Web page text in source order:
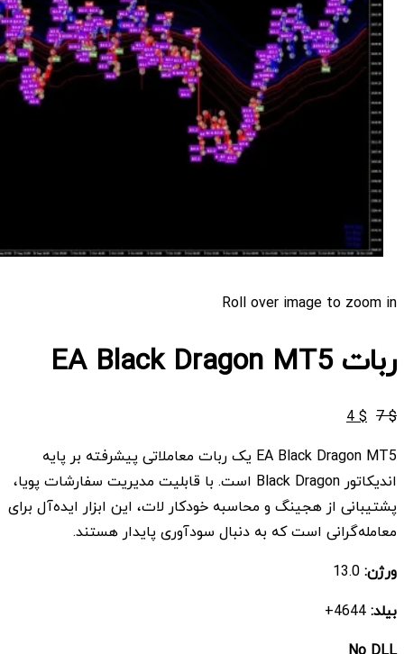
Roll over image to zoom in
ربات EA Black Dragon MT5
$
7
قیمت
$ 7
بود.
$
4 قیمت
$ 4
است.
EA Black Dragon MT5 یک ربات معاملاتی پیشرفته بر پایه
اندیکاتور Black Dragon است. با قابلیت مدیریت سفارشات پویا،
پشتیبانی از هجینگ و محاسبه خودکار لات، این ابزار ایده‌آل برای
معامله‌گرانی است که به دنبال سودآوری پایدار هستند.
ورژن:
بیلد: